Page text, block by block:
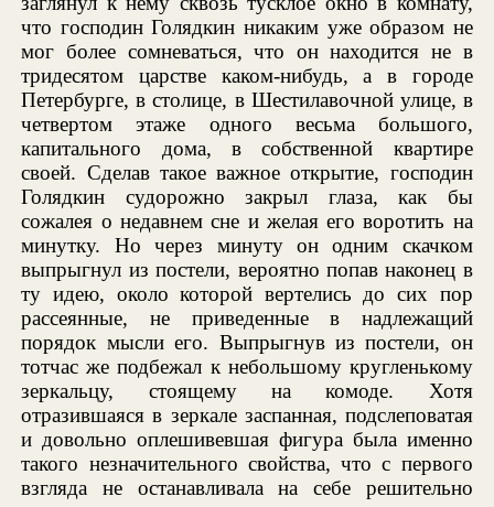
что господин Голядкин никаким уже образом не
мог более сомневаться, что он находится не в
тридесятом царстве каком-нибудь, а в городе
Петербурге, в столице, в Шестилавочной улице, в
четвертом этаже одного весьма большого,
капитального дома, в собственной квартире
своей. Сделав такое важное открытие, господин
Голядкин судорожно закрыл глаза, как бы
сожалея о недавнем сне и желая его воротить на
минутку. Но через минуту он одним скачком
выпрыгнул из постели, вероятно попав наконец в
ту идею, около которой вертелись до сих пор
рассеянные, не приведенные в надлежащий
порядок мысли его. Выпрыгнув из постели, он
тотчас же подбежал к небольшому кругленькому
зеркальцу, стоящему на комоде. Хотя
отразившаяся в зеркале заспанная, подслеповатая
и довольно оплешивевшая фигура была именно
такого незначительного свойства, что с первого
взгляда не останавливала на себе решительно